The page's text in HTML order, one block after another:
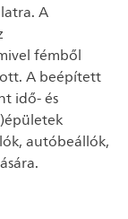
A
fémből
A beépített
idő- és
autóbeállók,